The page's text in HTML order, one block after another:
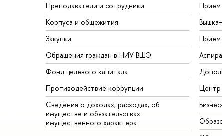
Преподаватели и сотрудники
Корпуса и общежития
Закупки
Обращения граждан в НИУ ВШЭ
Фонд целевого капитала
Противодействие коррупции
Сведения о доходах, расходах, об
имуществе и обязательствах
имущественного характера
Прием
Прием
Центр